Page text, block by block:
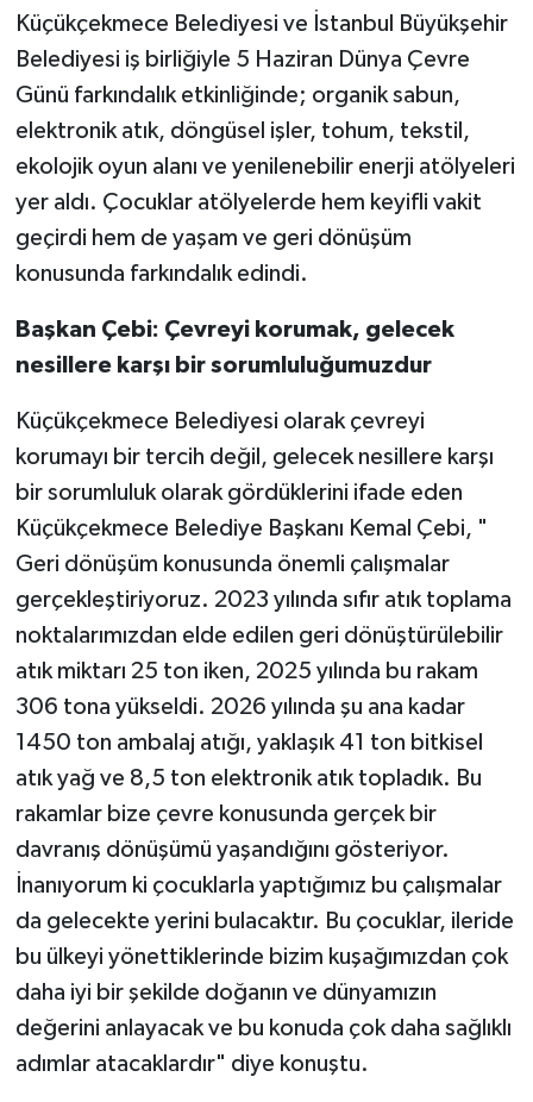
Küçükçekmece Belediyesi ve İstanbul Büyükşehir
Belediyesi iş birliğiyle 5 Haziran Dünya Çevre
Günü farkındalık etkinliğinde; organik sabun,
elektronik atık, döngüsel işler, tohum, tekstil,
ekolojik oyun alanı ve yenilenebilir enerji atölyeleri
yer aldı. Çocuklar atölyelerde hem keyifli vakit
geçirdi hem de yaşam ve geri dönüşüm
konusunda farkındalık edindi.
Başkan Çebi: Çevreyi korumak, gelecek
nesillere karşı bir sorumluluğumuzdur
Küçükçekmece Belediyesi olarak çevreyi
korumayı bir tercih değil, gelecek nesillere karşı
bir sorumluluk olarak gördüklerini ifade eden
Küçükçekmece Belediye Başkanı Kemal Çebi, "
Geri dönüşüm konusunda önemli çalışmalar
gerçekleştiriyoruz. 2023 yılında sıfır atık toplama
noktalarımızdan elde edilen geri dönüştürülebilir
atık miktarı 25 ton iken, 2025 yılında bu rakam
306 tona yükseldi. 2026 yılında şu ana kadar
1450 ton ambalaj atığı, yaklaşık 41 ton bitkisel
atık yağ ve 8,5 ton elektronik atık topladık. Bu
rakamlar bize çevre konusunda gerçek bir
davranış dönüşümü yaşandığını gösteriyor.
İnanıyorum ki çocuklarla yaptığımız bu çalışmalar
da gelecekte yerini bulacaktır. Bu çocuklar, ileride
bu ülkeyi yönettiklerinde bizim kuşağımızdan çok
daha iyi bir şekilde doğanın ve dünyamızın
değerini anlayacak ve bu konuda çok daha sağlıklı
adımlar atacaklardır" diye konuştu.